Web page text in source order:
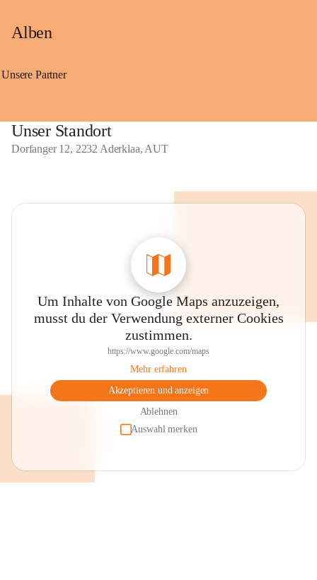
Alben
Unsere Partner
Unser Standort
Dorfanger 12, 2232 Aderklaa, AUT
Um Inhalte von Google Maps anzuzeigen,
musst du der Verwendung externer Cookies
zustimmen.
https://www.google.com/maps
Mehr erfahren
Akzeptieren und anzeigen
Ablehnen
Auswahl merken